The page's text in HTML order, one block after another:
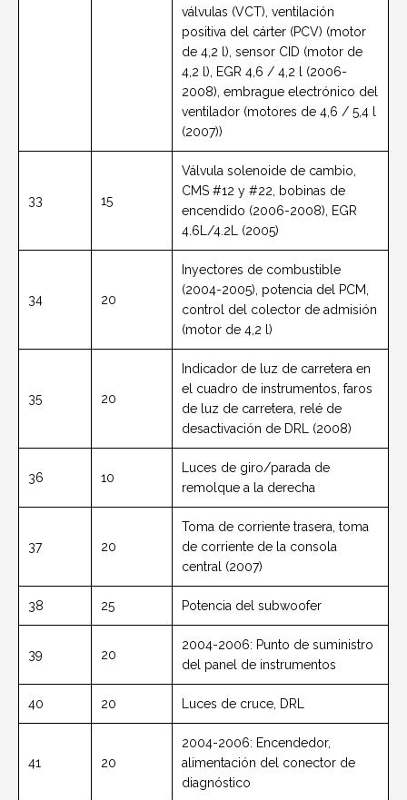
válvulas (VCT), ventilación
positiva del cárter (PCV) (motor
de 4,2 l), sensor CID (motor de
4,2 l), EGR 4,6 / 4,2 l (2006-
2008), embrague electrónico del
ventilador (motores de 4,6 / 5,4 l
(2007))
33 15
Válvula solenoide de cambio,
CMS #12 y #22, bobinas de
encendido (2006-2008), EGR
4.6L/4.2L (2005)
34 20
Inyectores de combustible
(2004-2005), potencia del PCM,
control del colector de admisión
(motor de 4,2 l)
35 20
Indicador de luz de carretera en
el cuadro de instrumentos, faros
de luz de carretera, relé de
desactivación de DRL (2008)
36 10
Luces de giro/parada de
remolque a la derecha
37 20
Toma de corriente trasera, toma
de corriente de la consola
central (2007)
38 25 Potencia del subwoofer
39 20
2004-2006: Punto de suministro
del panel de instrumentos
40 20 Luces de cruce, DRL
41 20
2004-2006: Encendedor,
alimentación del conector de
diagnóstico